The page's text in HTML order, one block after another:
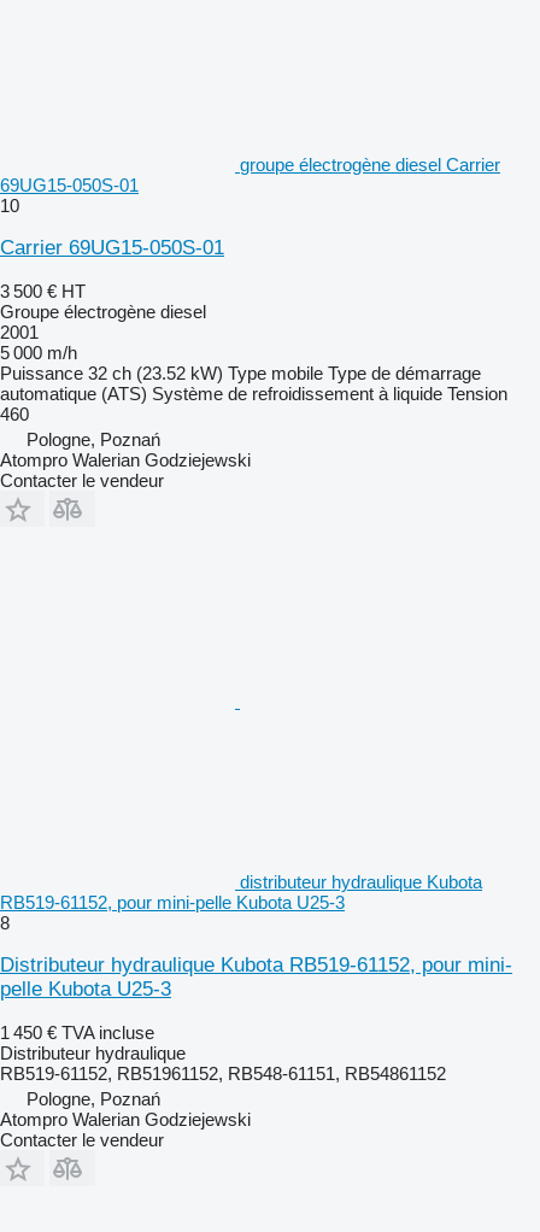
groupe électrogène diesel Carrier
69UG15-050S-01
10
Carrier 69UG15-050S-01
3 500 € HT
Groupe électrogène diesel
2001
5 000 m/h
Puissance 32 ch (23.52 kW) Type mobile Type de démarrage
automatique (ATS) Système de refroidissement à liquide Tension
460
Pologne, Poznań
Atompro Walerian Godziejewski
Contacter le vendeur
distributeur hydraulique Kubota
RB519-61152, pour mini-pelle Kubota U25-3
8
Distributeur hydraulique Kubota RB519-61152, pour mini-
pelle Kubota U25-3
1 450 € TVA incluse
Distributeur hydraulique
RB519-61152, RB51961152, RB548-61151, RB54861152
Pologne, Poznań
Atompro Walerian Godziejewski
Contacter le vendeur